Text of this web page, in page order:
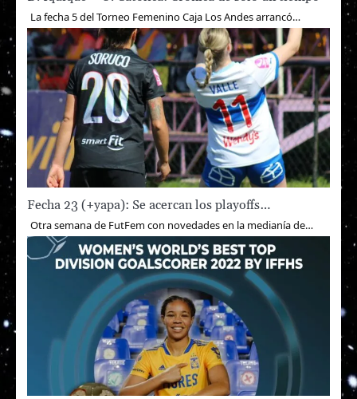
La fecha 5 del Torneo Femenino Caja Los Andes arrancó…
Fecha 23 (+yapa): Se acercan los playoffs…
Otra semana de FutFem con novedades en la medianía de…